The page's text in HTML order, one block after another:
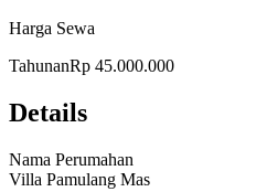
lisrrik 2200 W
Lapangan tenis
Harga Sewa
TahunanRp 45.000.000
Details
Nama Perumahan
Villa Pamulang Mas